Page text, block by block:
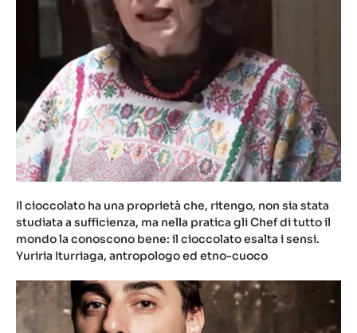
Il cioccolato ha una proprietà che, ritengo, non sia stata
studiata a sufficienza, ma nella pratica gli Chef di tutto il
mondo la conoscono bene: il cioccolato esalta i sensi.
Yuriria Iturriaga, antropologo ed etno-cuoco